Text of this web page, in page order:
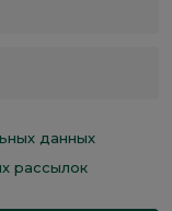
данных
рассылок